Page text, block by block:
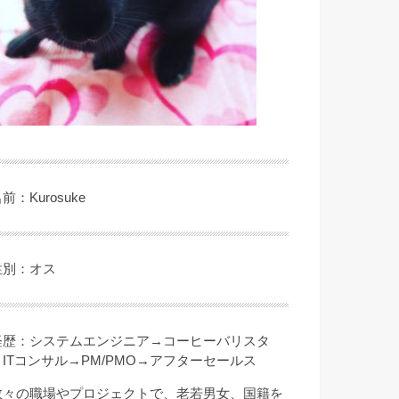
前：Kurosuke
別：オス
歴：システムエンジニア→コーヒーバリスタ
コンサル→PM/PMO→アフターセールス
々の職場やプロジェクトで、老若男女、国籍を